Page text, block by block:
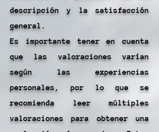
descripción y la satisfacción
general.
Es importante tener en cuenta
que las valoraciones varían
según las experiencias
personales, por lo que se
recomienda leer múltiples
valoraciones para obtener una